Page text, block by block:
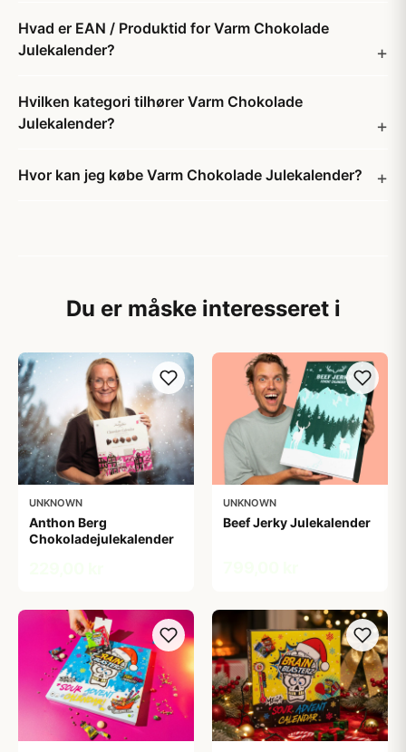
Hvad er EAN / Produktid for Varm Chokolade
Julekalender?
Hvilken kategori tilhører Varm Chokolade
Julekalender?
Hvor kan jeg købe Varm Chokolade Julekalender?
Du er måske interesseret i
UNKNOWN
Anthon Berg
Chokoladejulekalender
UNKNOWN
Beef Jerky Julekalender